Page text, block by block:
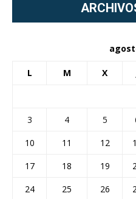
L M X
3
4 5
10
11 12
17
18 19
24
25 26